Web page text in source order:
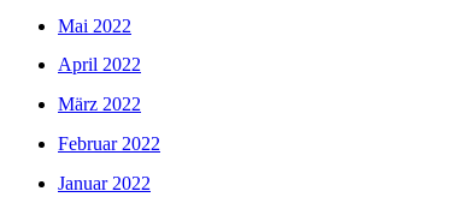
Mai 2022
April 2022
März 2022
Februar 2022
Januar 2022